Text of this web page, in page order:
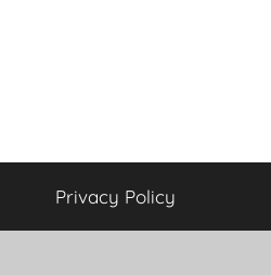
Privacy Policy